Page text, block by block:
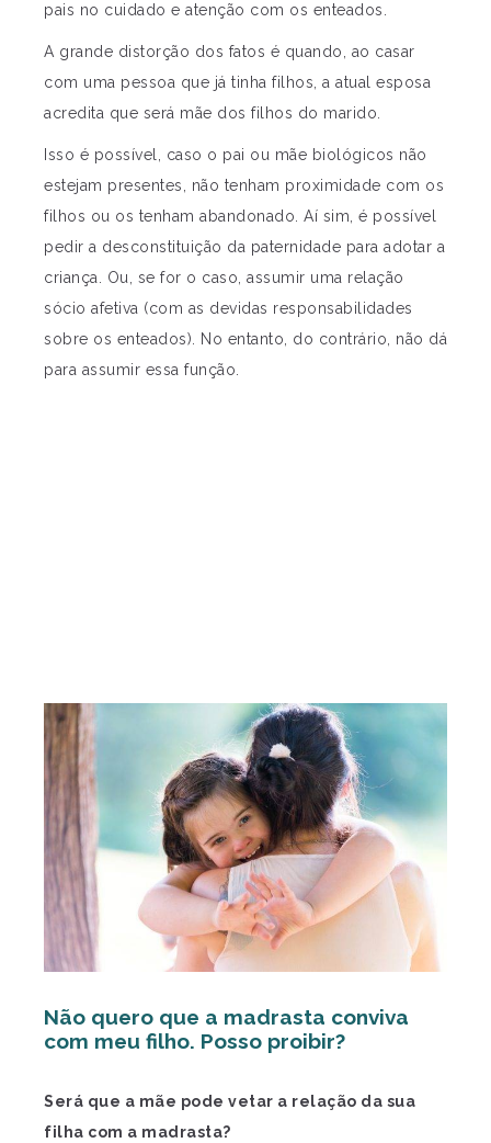
pais no cuidado e atenção com os enteados.
A grande distorção dos fatos é quando, ao casar
com uma pessoa que já tinha filhos, a atual esposa
acredita que será mãe dos filhos do marido.
Isso é possível, caso o pai ou mãe biológicos não
estejam presentes, não tenham proximidade com os
filhos ou os tenham abandonado. Aí sim, é possível
pedir a desconstituição da paternidade para adotar a
criança. Ou, se for o caso, assumir uma relação
sócio afetiva (com as devidas responsabilidades
sobre os enteados). No entanto, do contrário, não dá
para assumir essa função.
Não quero que a madrasta conviva
com meu filho. Posso proibir?
Será que a mãe pode vetar a relação da sua
filha com a madrasta?